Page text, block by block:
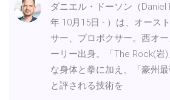
ダニエル・ドーソン（
年 10月15日 - ）は、オース
サー、プロボクサー。西オ
ーリー出身。「The Rock(岩
な身体と拳に加え、「豪州最
と評される技術を